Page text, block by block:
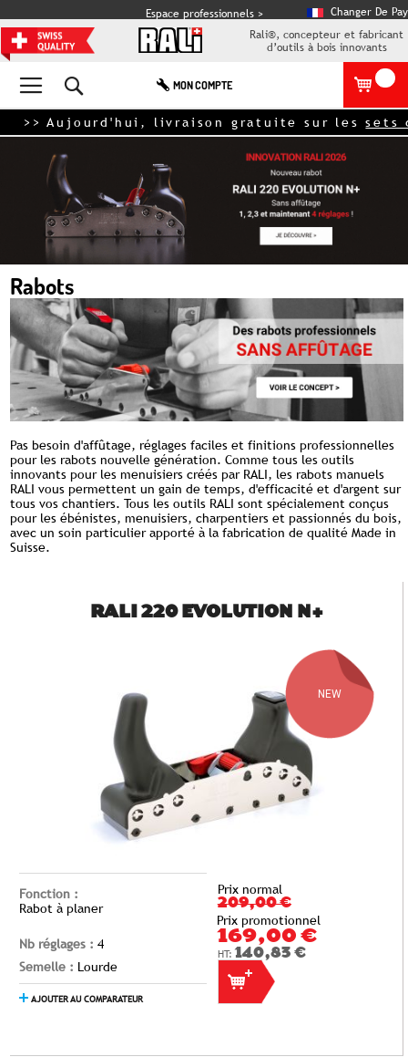
Espace professionnels >
Changer De
Rali®, concepteur et fabricant
d’outils à bois innovants
MON COMPTE
Aujourd'hui, livraison gratuite sur lessets de
Rabots
Pas besoin d'affûtage, réglages faciles et finitions professionnelles
pour les rabots nouvelle génération. Comme tous les outils
innovants pour les menuisiers créés par RALI, les rabots manuels
RALI vous permettent un gain de temps, d'efficacité et d'argent sur
tous vos chantiers. Tous les outils RALI sont spécialement conçus
pour les ébénistes, menuisiers, charpentiers et passionnés du bois,
avec un soin particulier apporté à la fabrication de qualité Made in
Suisse.
RALI 220 EVOLUTION N+
NEW
Fonction :
Rabot à planer
Nb réglages : 4
Semelle : Lourde
AJOUTER AU COMPARATEUR
Prix normal
209,00 €
Prix promotionnel
169,00 €
140,83 €